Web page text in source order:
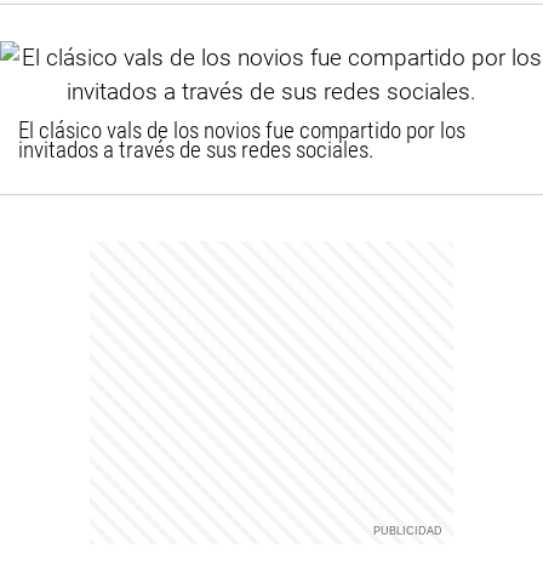
El clásico vals de los novios fue compartido por los
invitados a través de sus redes sociales.